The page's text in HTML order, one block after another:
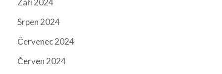
Září 2024
Srpen 2024
Červenec 2024
Červen 2024